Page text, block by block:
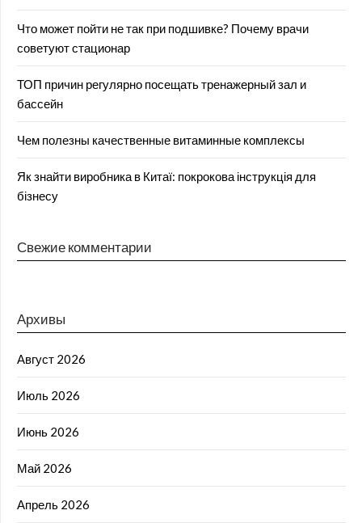
Что может пойти не так при подшивке? Почему врачи
советуют стационар
ТОП причин регулярно посещать тренажерный зал и
бассейн
Чем полезны качественные витаминные комплексы
Як знайти виробника в Китаї: покрокова інструкція для
бізнесу
Свежие комментарии
Архивы
Август 2026
Июль 2026
Июнь 2026
Май 2026
Апрель 2026